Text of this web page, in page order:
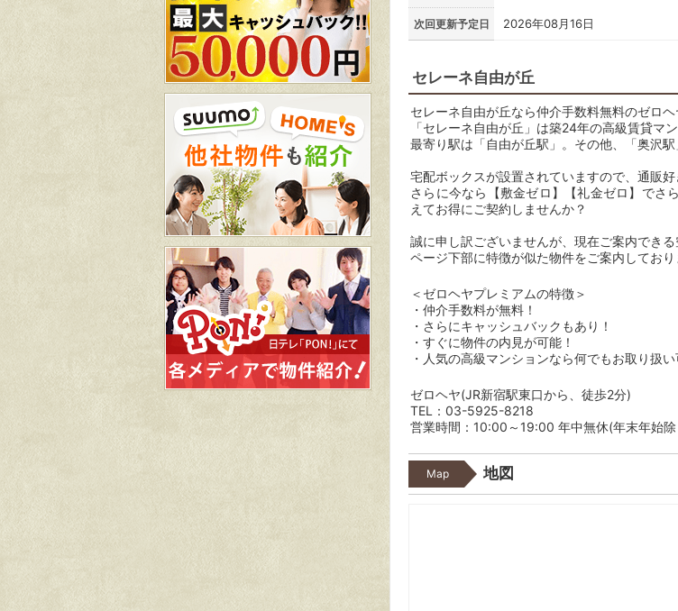
次回更新予定日 2026年08月16日
セレーネ自由が丘
セレーネ自由が丘なら仲介手数料無料のゼロヘ
「セレーネ自由が丘」は築24年の高級賃貸マン
最寄り駅は「自由が丘駅」。その他、「奥沢
宅配ボックスが設置されていますので、通販好
さらに今なら【敷金ゼロ】【礼金ゼロ】でさ
えてお得にご契約しませんか？
誠に申し訳ございませんが、現在ご案内できる
ページ下部に特徴が似た物件をご案内してお
＜ゼロヘヤプレミアムの特徴＞
・仲介手数料が無料！
・さらにキャッシュバックもあり！
・すぐに物件の内見が可能！
・人気の高級マンションなら何でもお取り扱い
ゼロヘヤ(JR新宿駅東口から、徒歩2分)
TEL：03-5925-8218
営業時間：10:00～19:00 年中無休(年末年始除
Map 地図